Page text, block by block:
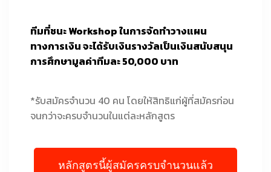
ทีมที่ชนะ Workshop ในการจัดทำวางแผน
ทางการเงิน จะได้รับเงินรางวัลเป็นเงินสนับสนุน
การศึกษามูลค่าทีมละ 50,000 บาท
*รับสมัครจำนวน 40 คน โดยให้สิทธิแก่ผู้ที่สมัครก่อน
จนกว่าจะครบจำนวนในแต่ละหลักสูตร
หลักสูตรนี้ผู้สมัครครบจำนวนแล้ว